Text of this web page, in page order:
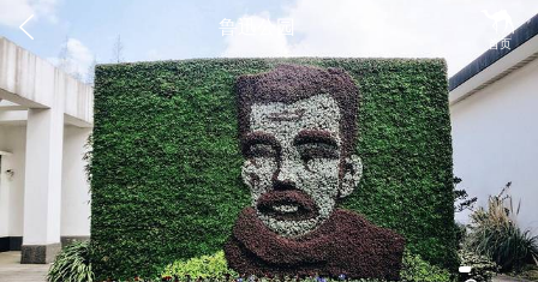
 
首页
鲁迅公园